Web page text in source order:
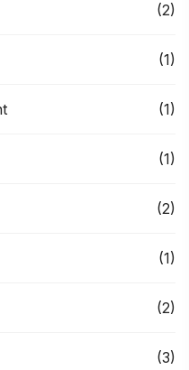
(2)
(1)
(1)
(1)
(2)
(1)
(2)
(3)